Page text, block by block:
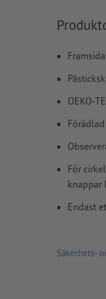
Hur
OEKO-
För
knappar
Endast
Säkerhets-